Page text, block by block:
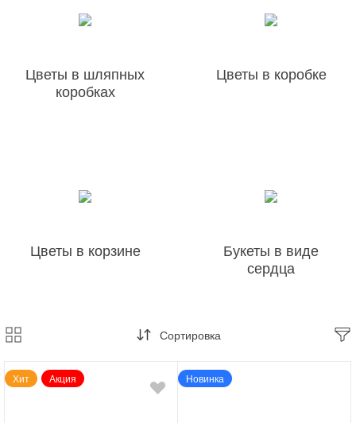
Цветы в шляпных
коробках
Цветы в коробке
Цветы в корзине
Букеты в виде
сердца
Сортировка
Хит Акция Новинка